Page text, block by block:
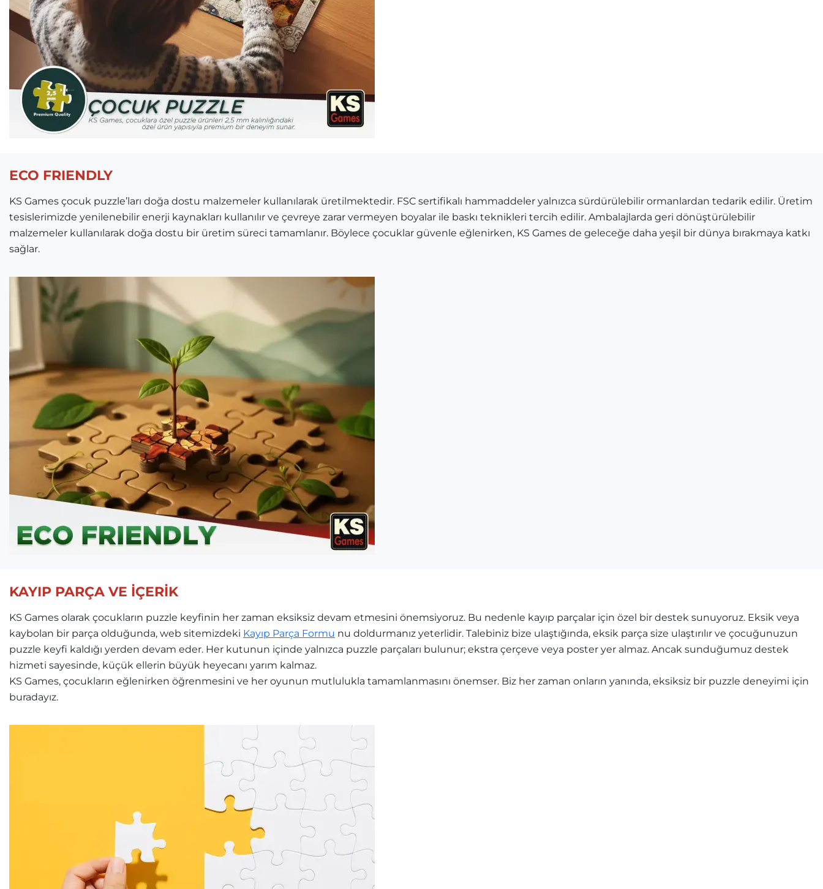
ECO FRIENDLY
KS Games çocuk puzzle’ları doğa dostu malzemeler kullanılarak üretilmektedir. FSC sertifikalı hammaddeler yalnızca sürdürülebilir ormanlardan tedarik edilir. Üretim
tesislerimizde yenilenebilir enerji kaynakları kullanılır ve çevreye zarar vermeyen boyalar ile baskı teknikleri tercih edilir. Ambalajlarda geri dönüştürülebilir
malzemeler kullanılarak doğa dostu bir üretim süreci tamamlanır. Böylece çocuklar güvenle eğlenirken, KS Games de geleceğe daha yeşil bir dünya bırakmaya katkı
sağlar.
KAYIP PARÇA VE İÇERİK
KS Games olarak çocukların puzzle keyfinin her zaman eksiksiz devam etmesini önemsiyoruz. Bu nedenle kayıp parçalar için özel bir destek sunuyoruz. Eksik veya
kaybolan bir parça olduğunda, web sitemizdeki Kayıp Parça Formu nu doldurmanız yeterlidir. Talebiniz bize ulaştığında, eksik parça size ulaştırılır ve çocuğunuzun
puzzle keyfi kaldığı yerden devam eder. Her kutunun içinde yalnızca puzzle parçaları bulunur; ekstra çerçeve veya poster yer almaz. Ancak sunduğumuz destek
hizmeti sayesinde, küçük ellerin büyük heyecanı yarım kalmaz.
KS Games, çocukların eğlenirken öğrenmesini ve her oyunun mutlulukla tamamlanmasını önemser. Biz her zaman onların yanında, eksiksiz bir puzzle deneyimi için
buradayız.